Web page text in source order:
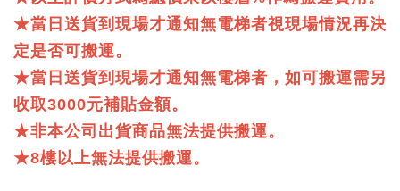
★當日送貨到現場才通知無電梯者視現場情況再決
定是否可搬運。
★當日送貨到現場才通知無電梯者，如可搬運需另
收取3000元補貼金額。
★非本公司出貨商品無法提供搬運。
★8樓以上無法提供搬運。